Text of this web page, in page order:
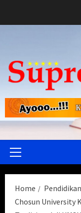
Primary
Home
Pendidikan
Chosun University